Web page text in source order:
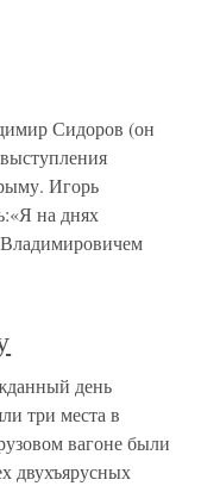
Сидоров (он
Игорь
на днях
день
три места в
вагоне были
двухъярусных